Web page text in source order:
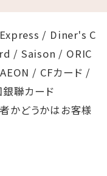
/ Diner's C
/ Saison / ORIC
/ CFカード /
聯カード
かどうかはお客様